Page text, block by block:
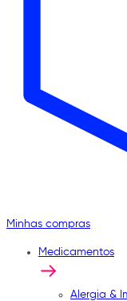
Minhas compras
Medicamentos
Alergia &